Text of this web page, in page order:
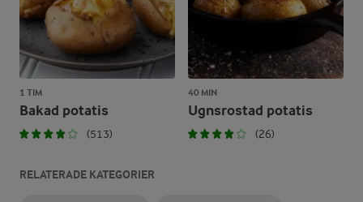
1 TIM
Bakad potatis
(513)
40 MIN
Ugnsrostad potatis
(26)
RELATERADE KATEGORIER